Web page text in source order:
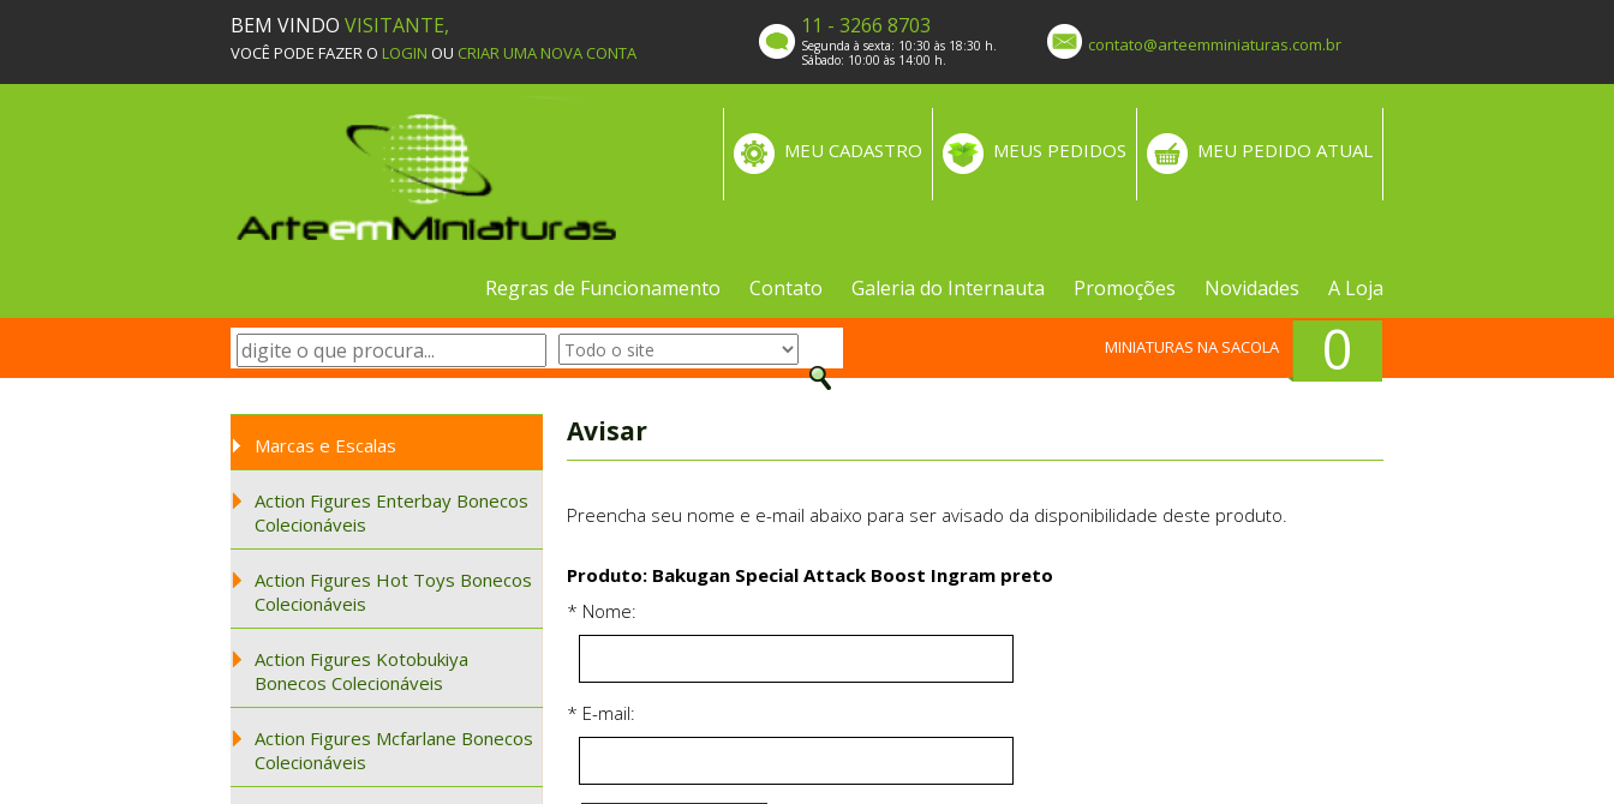
BEM VINDO VISITANTE,
VOCÊ PODE FAZER O LOGIN OU CRIAR UMA NOVA CONTA
11 - 3266 8703
Segunda à sexta: 10:30 às 18:30 h.
Sábado: 10:00 às 14:00 h.
contato@arteemminiaturas.com.br
MEU PEDIDO ATUAL
MEUS PEDIDOS
MEU CADASTRO
Regras de Funcionamento Contato Galeria do Internauta Promoções Novidades A Loja
0
MINIATURAS NA SACOLA
Marcas e Escalas
Action Figures Enterbay Bonecos
Colecionáveis
Action Figures Hot Toys Bonecos
Colecionáveis
Action Figures Kotobukiya
Bonecos Colecionáveis
Action Figures Mcfarlane Bonecos
Colecionáveis
Avisar
Preencha seu nome e e-mail abaixo para ser avisado da disponibilidade deste produto.
Produto: Bakugan Special Attack Boost Ingram preto
* Nome:
* E-mail: